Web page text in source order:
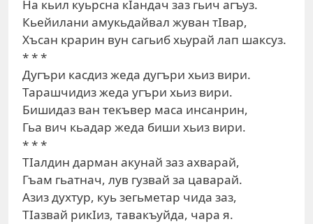
На кьил куьрсна кIандач заз гьич агъуз.
Кьейилани амукьдайвал жуван тIвар,
Хъсан крарин вун сагьиб хьурай лап шаксуз.
* * *
Дугъри касдиз жеда дугъри хьиз вири.
Тарашчидиз жеда угъри хьиз вири.
Бишидаз ван текъвер маса инсанрин,
Гьа вич кьадар жеда биши хьиз вири.
* * *
ТIалдин дарман акунай заз ахварай,
Гъам гьатнач, лув гузвай за цаварай.
Азиз духтур, куь зегьметар чида заз,
ТIазвай рикIиз, тавакъуйда, чара я.